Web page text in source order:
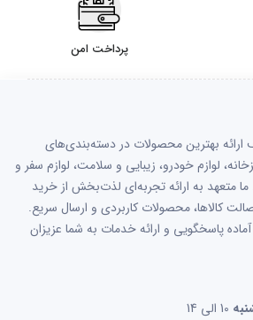
پرداخت امن
ارائه بهترین محصولات در دسته‌بندی‌های
لوازم خودرو، زیبایی و سلامت، لوازم سفر و
متعهد به ارائه تجربه‌ای لذت‌بخش از خرید
کالاها، محصولات کاربردی و ارسال سریع.
آماده پاسخگویی و ارائه خدمات به شما عزیزان